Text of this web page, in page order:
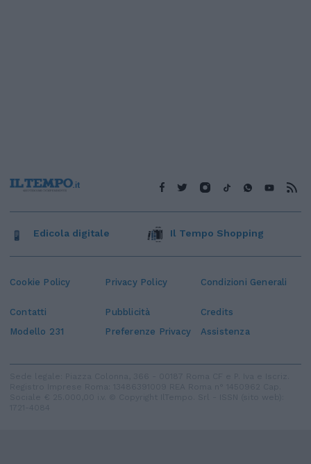
Cookie Policy Privacy Policy Condizioni Generali
Contatti Pubblicità
Credits
Modello 231
Preferenze Privacy Assistenza
Edicola digitale Il Tempo Shopping